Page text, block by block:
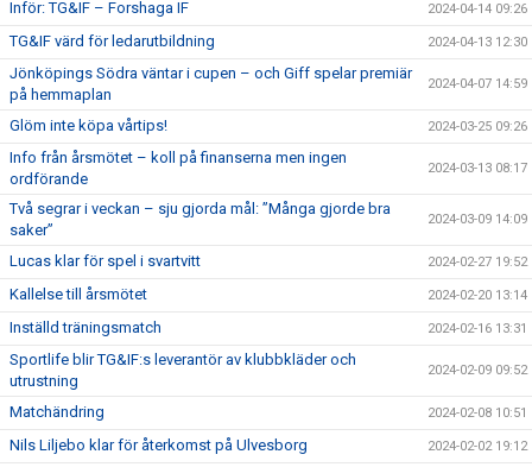
Inför: TG&IF – Forshaga IF 2024-04-14 09:26
TG&IF värd för ledarutbildning 2024-04-13 12:30
Jönköpings Södra väntar i cupen – och Giff spelar premiär
på hemmaplan
2024-04-07 14:59
Glöm inte köpa vårtips! 2024-03-25 09:26
Info från årsmötet – koll på finanserna men ingen
ordförande
2024-03-13 08:17
Två segrar i veckan – sju gjorda mål: ”Många gjorde bra
saker”
2024-03-09 14:09
Lucas klar för spel i svartvitt 2024-02-27 19:52
Kallelse till årsmötet 2024-02-20 13:14
Inställd träningsmatch 2024-02-16 13:31
Sportlife blir TG&IF:s leverantör av klubbkläder och
utrustning
2024-02-09 09:52
Matchändring 2024-02-08 10:51
Nils Liljebo klar för återkomst på Ulvesborg 2024-02-02 19:12